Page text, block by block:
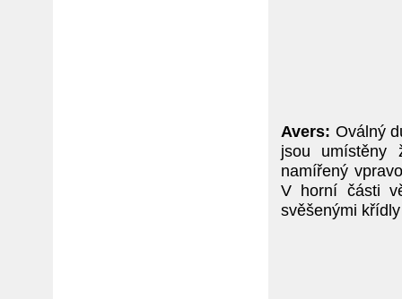
Avers: Oválný
jsou umístěny
namířený
V horní části
svěšenými